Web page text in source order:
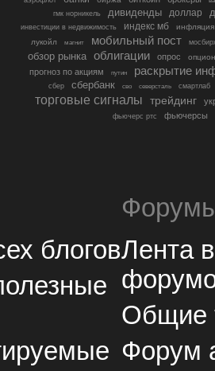
гмк норникель
дивиденды доллар
инвестиции в недвижимость индекс мб
инфляция
лукойл
магнит мобильный пост
обзор рынка облигации опрос
прогноз по акциям путин раскрытие
сбер сбербанк сво северсталь смартлаб
торговые сигналы трейдинг
фьючерс ртс фьючерсы
блоговЛента
Общие
Форум